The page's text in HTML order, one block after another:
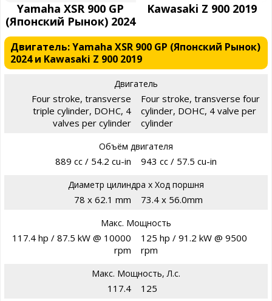
Yamaha XSR 900 GP
(Японский Рынок) 2024
Kawasaki Z 900 2019
Двигатель: Yamaha XSR 900 GP (Японский Рынок)
2024 и Kawasaki Z 900 2019
Двигатель
Four stroke, transverse
triple cylinder, DOHC, 4
valves per cylinder
Four stroke, transverse four
cylinder, DOHC, 4 valve per
cylinder
Объём двигателя
889 cc / 54.2 cu-in 943 cc / 57.5 cu-in
Диаметр цилиндра х Ход поршня
78 x 62.1 mm 73.4 x 56.0mm
Макс. Мощность
117.4 hp / 87.5 kW @ 10000
rpm
125 hp / 91.2 kW @ 9500
rpm
Макс. Мощность, Л.с.
117.4 125